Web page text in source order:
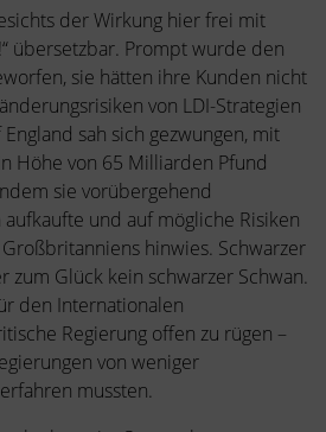
der Wirkung hier frei mit
übersetzbar. Prompt wurde den
sie hätten ihre Kunden nicht
von LDI-Strategien
sah sich gezwungen, mit
Höhe von 65 Milliarden Pfund
sie vorübergehend
und auf mögliche Risiken
hinwies. Schwarzer
zum Glück kein schwarzer Schwan.
den Internationalen
Regierung offen zu rügen –
von weniger
mussten.